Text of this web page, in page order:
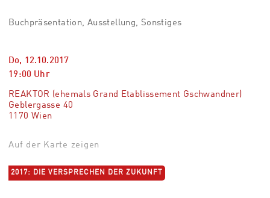
Buchpräsentation, Ausstellung, Sonstiges
Do, 12.10.2017
19:00 Uhr
REAKTOR (ehemals Grand Etablissement Gschwandner)
Geblergasse 40
1170 Wien
Auf der Karte zeigen
2017: DIE VERSPRECHEN DER ZUKUNFT